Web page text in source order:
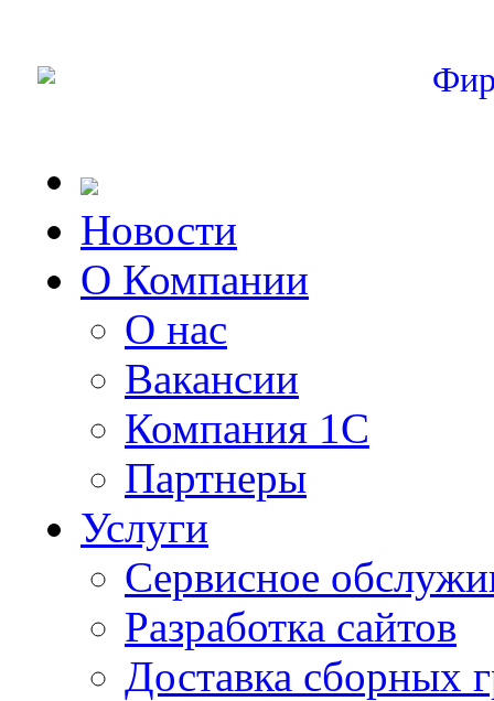
Новости
О Компании
О нас
Вакансии
Компания 1С
Партнеры
Услуги
Сервисное
Разработка сайтов
Доставка сборных